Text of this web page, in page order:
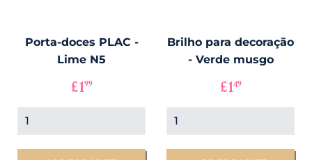
Porta-doces PLAC -
Lime N5
PREÇO
NORMAL
£199£1.99
Brilho para decoração
- Verde musgo
PREÇO
£149£1.49